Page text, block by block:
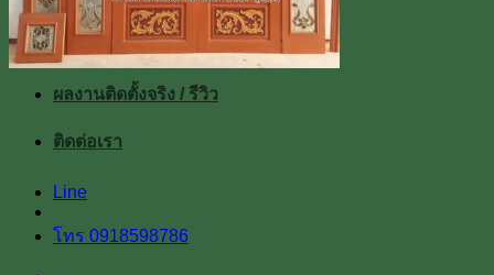
บทความ
สินค้าโปรโมชั่น
ผลงานติดตั้งจริง / รีวิว
ติดต่อเรา
Line
โทร 0918598786